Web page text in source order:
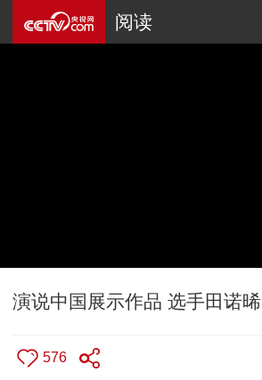
阅读
演说中国展示作品 选手田诺晞
576